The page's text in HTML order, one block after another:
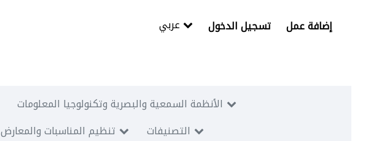
تسجيل الدخول إضافة عمل
الأنظمة السمعية والبصرية وتكنولوجيا المعلومات
تنظيم المناسبات والمعارض التصنيفات